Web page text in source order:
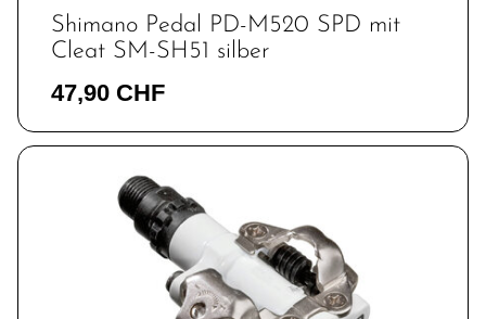
Shimano Pedal PD-M520 SPD mit
Cleat SM-SH51 silber
47,90 CHF